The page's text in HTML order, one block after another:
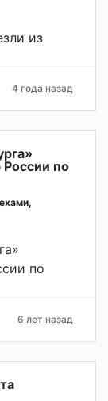
4 года назад
по
6 лет назад